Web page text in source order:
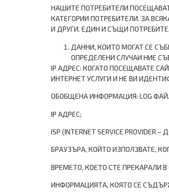
НАШИТЕ ПОТРЕБИТЕЛИ
КАТЕГОРИИ ПОТРЕБИТЕЛИ. ЗА
И ДРУГИ. ЕДИН И СЪЩИ
ДАННИ, КОИТО МОГАТ СЕ
ОПРЕДЕЛЕНИ СЛУЧАИ НИЕ
IP АДРЕС: КОГАТО ПОСЕЩАВАТЕ
ИНТЕРНЕТ УСЛУГИ И НЕ ВИ
ОБОБЩЕНА ИНФОРМАЦИЯ: LOG
IP АДРЕС;
ISP (INTERNET SERVICE
БРАУЗЪРА, КОЙТО ИЗПОЛЗВАТЕ,
ВРЕМЕТО, КОЕТО СТЕ ПРЕКАРАЛИ
ИНФОРМАЦИЯТА, КОЯТО СЕ